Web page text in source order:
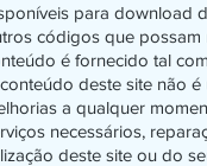
para download
códigos que possam
é fornecido tal
deste site não
a qualquer
necessários,
deste site ou do